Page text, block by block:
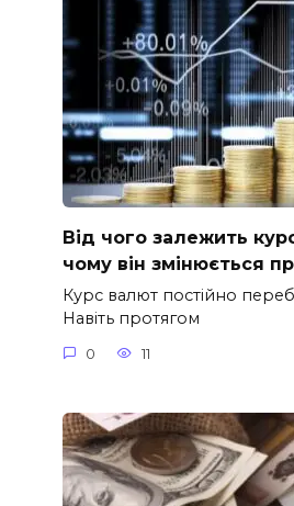
Від чого залежить
чому він змінюється
Курс валют постійно
Навіть протягом
0 11